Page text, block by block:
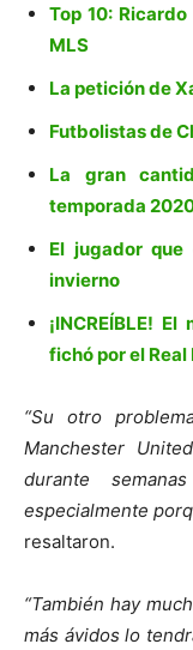
Top 10:
MLS
La petición de
Futbolistas de
La gran
temporada
El jugador
invierno
¡INCREÍBLE!
fichó por el
“Su otro
Manchester
durante
especialmente
resaltaron.
“También hay
más ávidos lo